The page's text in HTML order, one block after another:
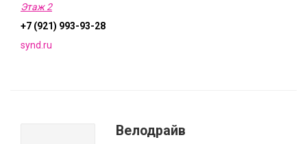
Этаж 2
+7 (921) 993-93-28
synd.ru
Велодрайв